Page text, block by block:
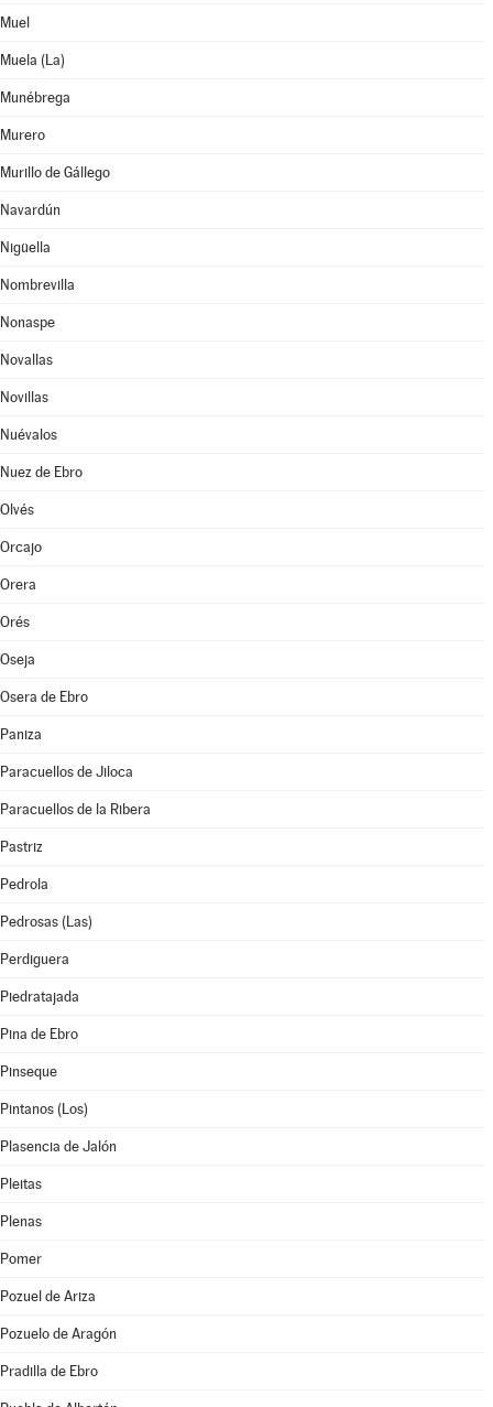
Muel
Muela (La)
Munébrega
Murero
Murillo de Gállego
Navardún
Nigüella
Nombrevilla
Nonaspe
Novallas
Novillas
Nuévalos
Nuez de Ebro
Olvés
Orcajo
Orera
Orés
Oseja
Osera de Ebro
Paniza
Paracuellos de Jiloca
Paracuellos de la Ribera
Pastriz
Pedrola
Pedrosas (Las)
Perdiguera
Piedratajada
Pina de Ebro
Pinseque
Pintanos (Los)
Plasencia de Jalón
Pleitas
Plenas
Pomer
Pozuel de Ariza
Pozuelo de Aragón
Pradilla de Ebro